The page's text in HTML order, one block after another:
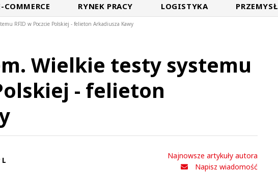
COMMERCE RYNEK PRACY LOGISTYKA PRZEMYSŁ
RFID w Poczcie Polskiej - felieton Arkadiusza Kawy
Wielkie testy systemu
- felieton
Najnowsze artykuły autora
Napisz wiadomość